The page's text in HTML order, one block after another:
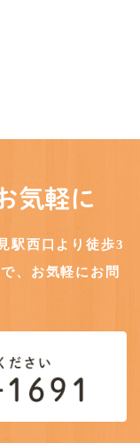
気軽に
駅西口より徒歩3
、お気軽にお問